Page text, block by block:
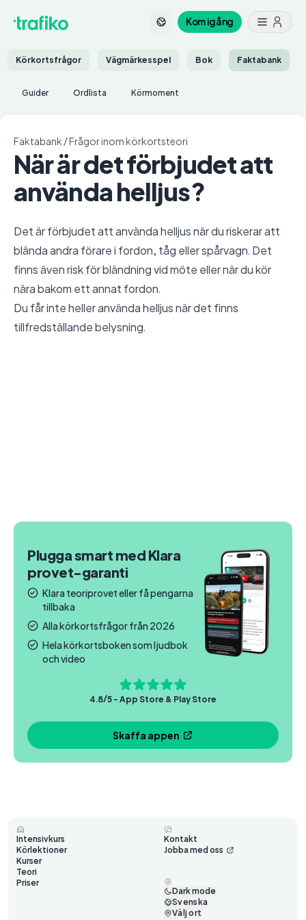
Kom igång
Körkortsfrågor Vägmärkesspel Bok Faktabank
Guider Ordlista Körmoment
Faktabank /Frågor inom körkortsteori
När är det förbjudet att
använda helljus?
Det är förbjudet att använda helljus när du riskerar att
blända andra förare i fordon, tåg eller spårvagn. Det
finns även risk för bländning vid möte eller när du kör
nära bakom ett annat fordon.
Du får inte heller använda helljus när det finns
tillfredställande belysning.
Plugga smart med Klara
provet-garanti
Klara teoriprovet eller få pengarna
tillbaka
Alla körkortsfrågor från 2026
Hela körkortsboken som ljudbok
och video
4.8/5 - App Store & Play Store
Skaffa appen
Intensivkurs
Körlektioner
Kurser
Teori
Priser
Kontakt
Jobba med oss
Dark mode
Svenska
Välj ort